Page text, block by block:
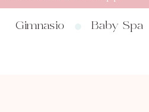
Gimnasio Baby Spa